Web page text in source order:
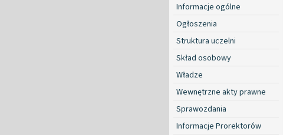
Informacje ogólne
Ogłoszenia
Struktura uczelni
Skład osobowy
Władze
Wewnętrzne akty prawne
Sprawozdania
Informacje Prorektorów